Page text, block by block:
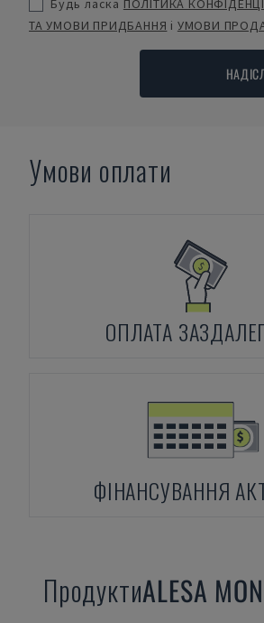
Будь ласка ПОЛІТИКА
ТА УМОВИ ПРИДБАННЯ і УМОВИ
Умови оплати
ОПЛАТА
ФІНАНСУВАННЯ
ПродуктиALESA